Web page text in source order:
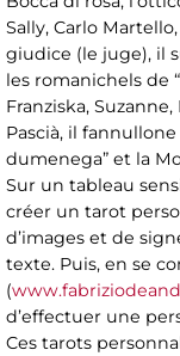
Sally, Carlo
giudice (le juge), il
les romanichels de
Franziska,
Pascià, il
dumenega” et la
Sur un tableau
créer un tarot
d’images et de
texte. Puis, en se
(
d’effectuer une
Ces tarots